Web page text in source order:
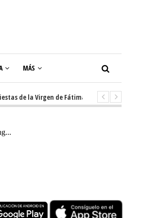
MÁS
de la Virgen de Fátima con diez días de tradición,